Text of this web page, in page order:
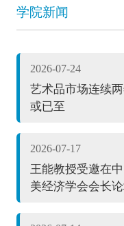
学院新闻
2026-07-24
艺术品市场连续
或已至
2026-07-17
王能教授受邀在
美经济学会会长